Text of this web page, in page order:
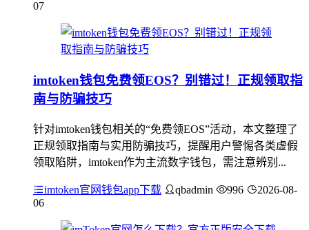
07
imtoken钱包免费领EOS？别错过！正规领取指
南与防骗技巧
针对imtoken钱包相关的“免费领EOS”活动，本文整理了
正规领取指南与实用防骗技巧，提醒用户警惕各类虚假
领取陷阱，imtoken作为主流数字钱包，需注意辨别...
imtoken官网钱包app下载 qbadmin 996
2026-08-
06